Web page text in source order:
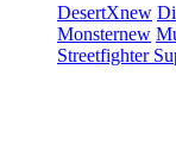
DesertXnew
Monsternew
Streetfighter